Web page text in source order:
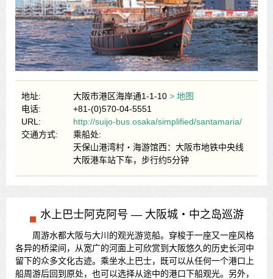
地址: 大阪市港区海岸通1-1-10 > 地图
电话:
+81-(0)570-04-5551
URL:
http://suijo-bus.osaka/simplified/santamaria/
交通方式:
乘船处:
天保山港湾村・海游馆西：大阪市地铁中央线
大阪港车站下车，步行约5分钟
水上巴士阿克阿号 — 大阪城・中之岛巡游
周游水都大阪与大川的观光游览船。穿梭于一座又一座风格
各异的桥梁间，从宽广的河面上可欣赏到大阪悠久的历史长河中
留下的众多文化古迹。乘坐水上巴士，既可以从任何一个港口上
船周游后回到原处，也可以选择从途中的港口下船观光。另外，